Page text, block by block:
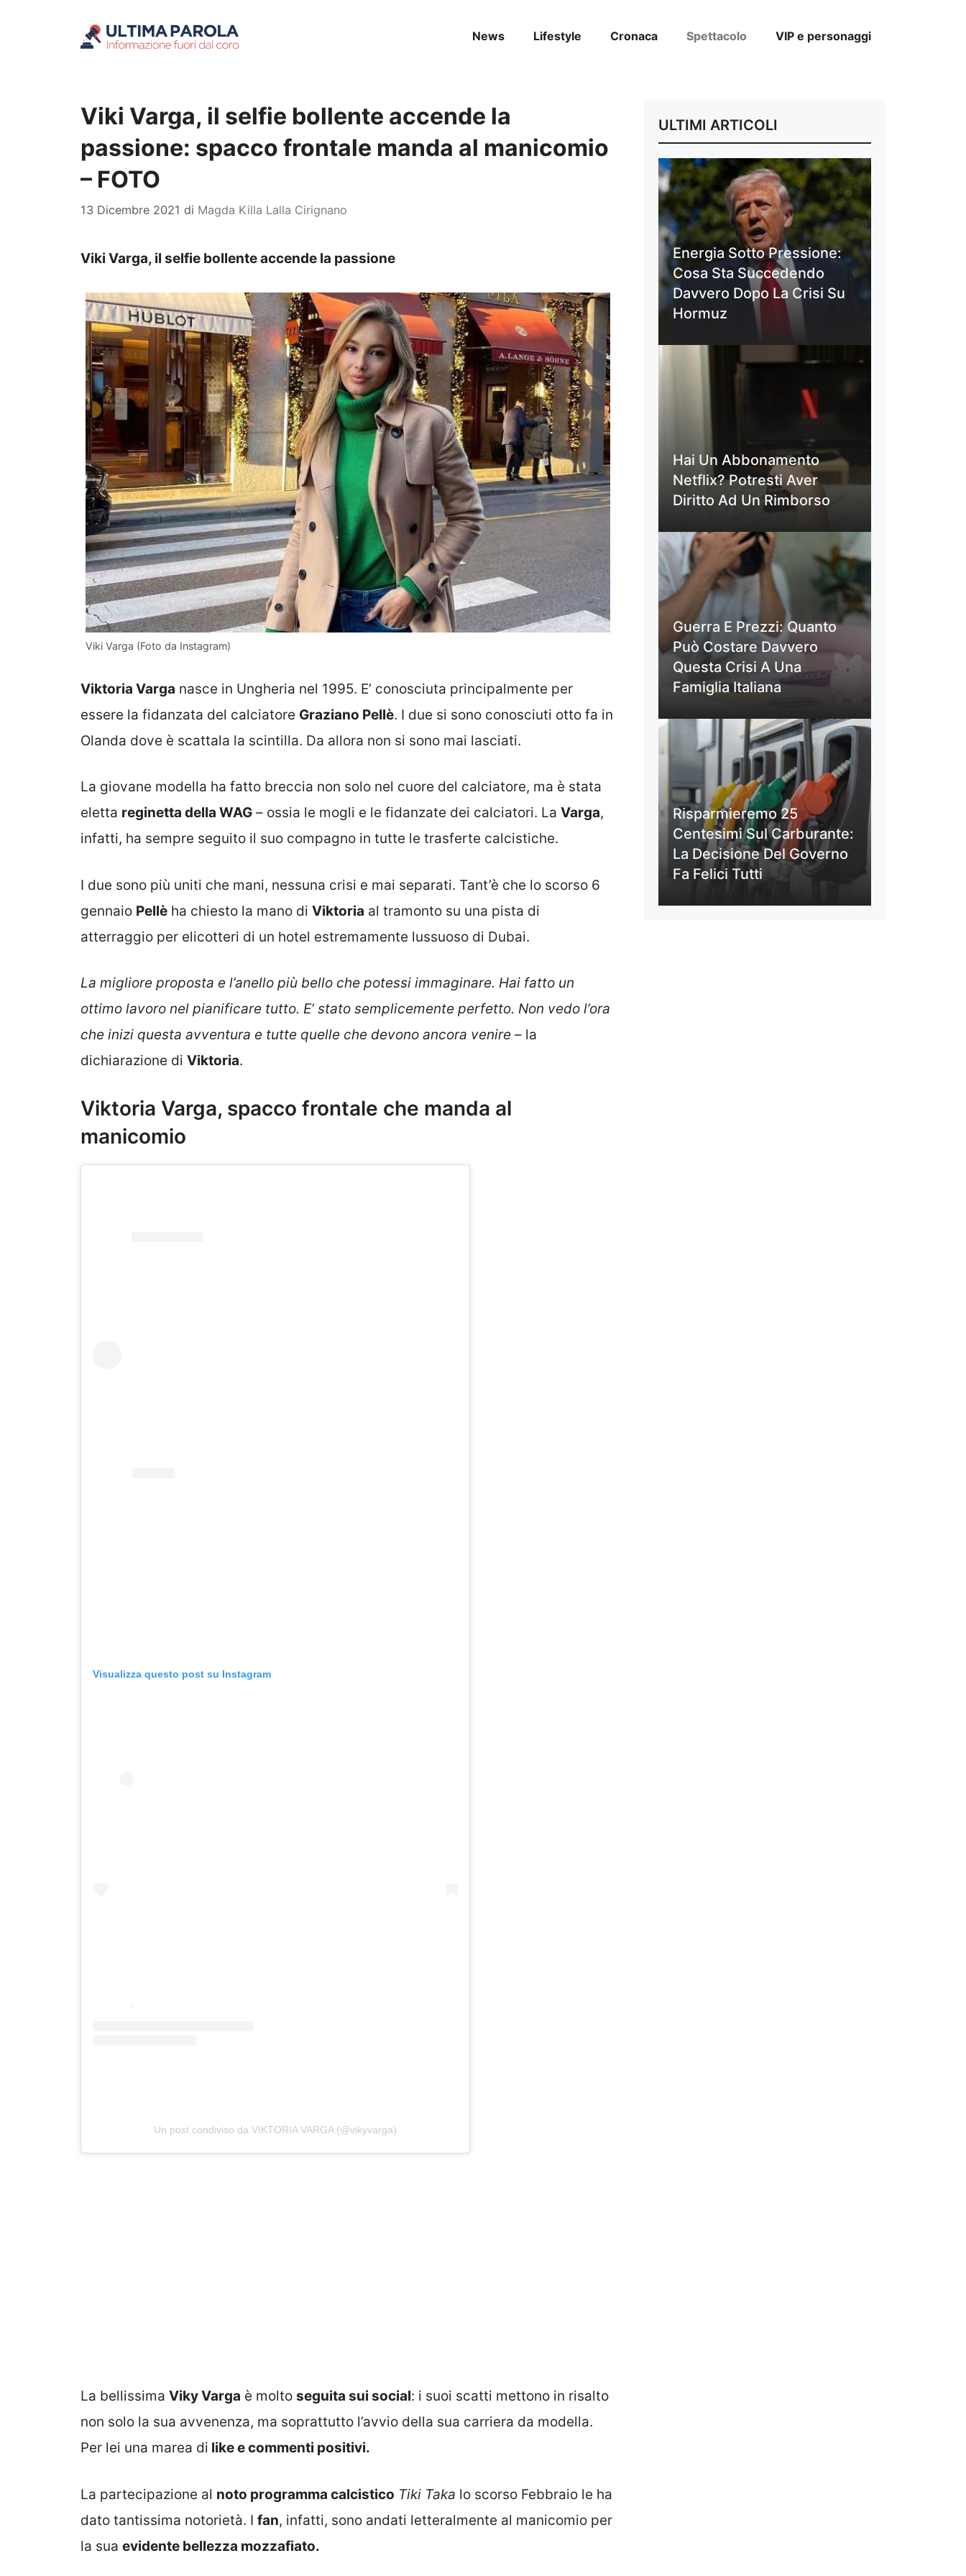
News Lifestyle Cronaca Spettacolo VIP e personaggi
Viki Varga, il selfie bollente accende la
passione: spacco frontale manda al manicomio
– FOTO
13 Dicembre 2021 di Magda Killa Lalla Cirignano
Viki Varga, il selfie bollente accende la passione
Viki Varga (Foto da Instagram)
Viktoria Varga nasce in Ungheria nel 1995. E’ conosciuta principalmente per
essere la fidanzata del calciatore Graziano Pellè. I due si sono conosciuti otto fa in
Olanda dove è scattala la scintilla. Da allora non si sono mai lasciati.
La giovane modella ha fatto breccia non solo nel cuore del calciatore, ma è stata
eletta reginetta della WAG – ossia le mogli e le fidanzate dei calciatori. La Varga,
infatti, ha sempre seguito il suo compagno in tutte le trasferte calcistiche.
I due sono più uniti che mani, nessuna crisi e mai separati. Tant’è che lo scorso 6
gennaio Pellè ha chiesto la mano di Viktoria al tramonto su una pista di
atterraggio per elicotteri di un hotel estremamente lussuoso di Dubai.
La migliore proposta e l’anello più bello che potessi immaginare. Hai fatto un
ottimo lavoro nel pianificare tutto. E’ stato semplicemente perfetto. Non vedo l’ora
che inizi questa avventura e tutte quelle che devono ancora venire – la
dichiarazione di Viktoria.
Viktoria Varga, spacco frontale che manda al
manicomio
Visualizza questo post su Instagram
Un post condiviso da VIKTORIA VARGA (@vikyvarga)
La bellissima Viky Varga è molto seguita sui social: i suoi scatti mettono in risalto
non solo la sua avvenenza, ma soprattutto l’avvio della sua carriera da modella.
Per lei una marea di like e commenti positivi.
La partecipazione al noto programma calcistico Tiki Taka lo scorso Febbraio le ha
dato tantissima notorietà. I fan, infatti, sono andati letteralmente al manicomio per
la sua evidente bellezza mozzafiato.
ULTIMI ARTICOLI
Energia Sotto Pressione:
Cosa Sta Succedendo
Davvero Dopo La Crisi Su
Hormuz
Hai Un Abbonamento
Netflix? Potresti Aver
Diritto Ad Un Rimborso
Guerra E Prezzi: Quanto
Può Costare Davvero
Questa Crisi A Una
Famiglia Italiana
Risparmieremo 25
Centesimi Sul Carburante:
La Decisione Del Governo
Fa Felici Tutti